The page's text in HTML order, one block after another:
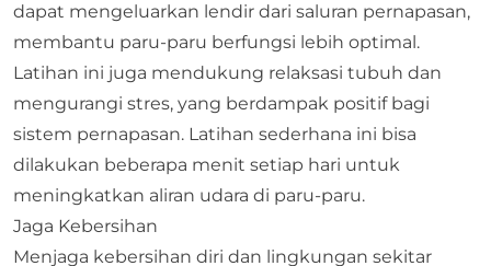
dapat mengeluarkan lendir dari saluran pernapasan,
membantu paru-paru berfungsi lebih optimal.
Latihan ini juga mendukung relaksasi tubuh dan
mengurangi stres, yang berdampak positif bagi
sistem pernapasan. Latihan sederhana ini bisa
dilakukan beberapa menit setiap hari untuk
meningkatkan aliran udara di paru-paru.
Jaga Kebersihan
Menjaga kebersihan diri dan lingkungan sekitar